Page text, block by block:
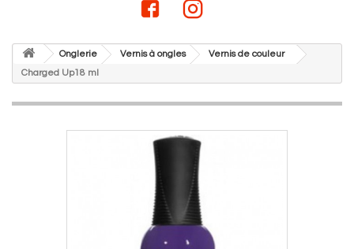
Onglerie Vernis à ongles
Vernis de couleur
Charged Up18 ml